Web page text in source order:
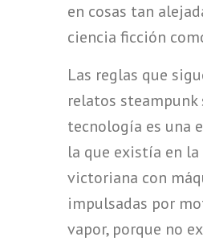
en cosas tan
ciencia ficción
Las reglas que
relatos steampunk
tecnología es una
la que existía en la
victoriana con
impulsadas por
vapor, porque no